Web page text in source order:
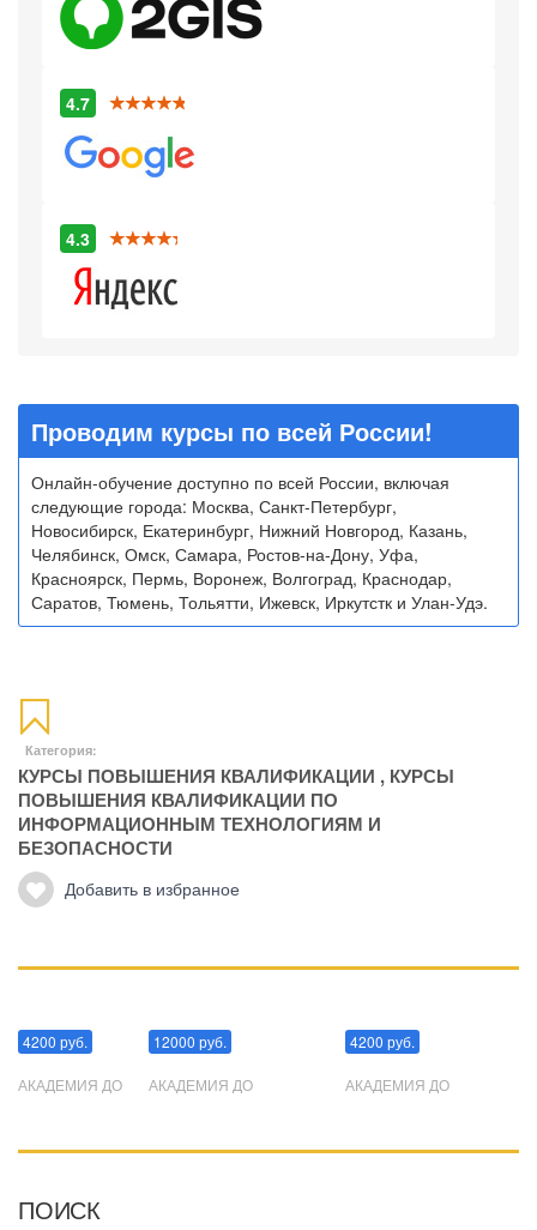
4.7
4.3
Проводим курсы по всей России!
Онлайн-обучение доступно по всей России, включая
следующие города: Москва, Санкт-Петербург,
Новосибирск, Екатеринбург, Нижний Новгород, Казань,
Челябинск, Омск, Самара, Ростов-на-Дону, Уфа,
Красноярск, Пермь, Воронеж, Волгоград, Краснодар,
Саратов, Тюмень, Тольятти, Ижевск, Иркутстк и Улан-Удэ.
Категория:
КУРСЫ ПОВЫШЕНИЯ КВАЛИФИКАЦИИ , КУРСЫ
ПОВЫШЕНИЯ КВАЛИФИКАЦИИ ПО
ИНФОРМАЦИОННЫМ ТЕХНОЛОГИЯМ И
БЕЗОПАСНОСТИ
Добавить в избранное
4200 руб.
АКАДЕМИЯ ДО
12000 руб.
АКАДЕМИЯ ДО
4200 руб.
АКАДЕМИЯ ДО
ПОИСК